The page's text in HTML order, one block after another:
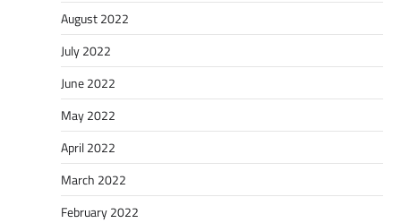
August 2022
July 2022
June 2022
May 2022
April 2022
March 2022
February 2022